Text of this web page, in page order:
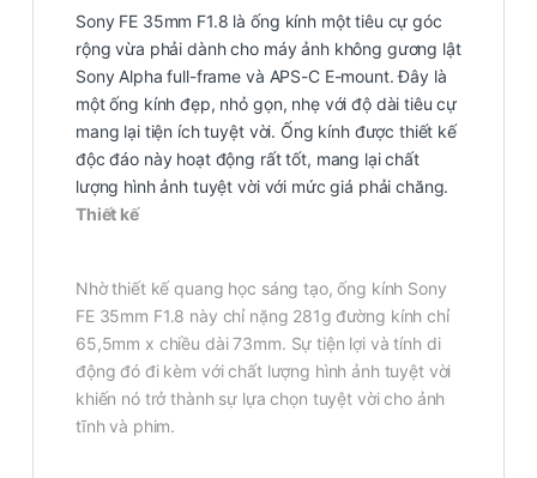
Sony FE 35mm F1.8 là ống kính một tiêu cự góc
rộng vừa phải dành cho máy ảnh không gương lật
Sony Alpha full-frame và APS-C E-mount. Đây là
một ống kính đẹp, nhỏ gọn, nhẹ với độ dài tiêu cự
mang lại tiện ích tuyệt vời. Ống kính được thiết kế
độc đáo này hoạt động rất tốt, mang lại chất
lượng hình ảnh tuyệt vời với mức giá phải chăng.
Thiết kế
Nhờ thiết kế quang học sáng tạo, ống kính Sony
FE 35mm F1.8 này chỉ nặng 281g đường kính chỉ
65,5mm x chiều dài 73mm. Sự tiện lợi và tính di
động đó đi kèm với chất lượng hình ảnh tuyệt vời
khiến nó trở thành sự lựa chọn tuyệt vời cho ảnh
tĩnh và phim.